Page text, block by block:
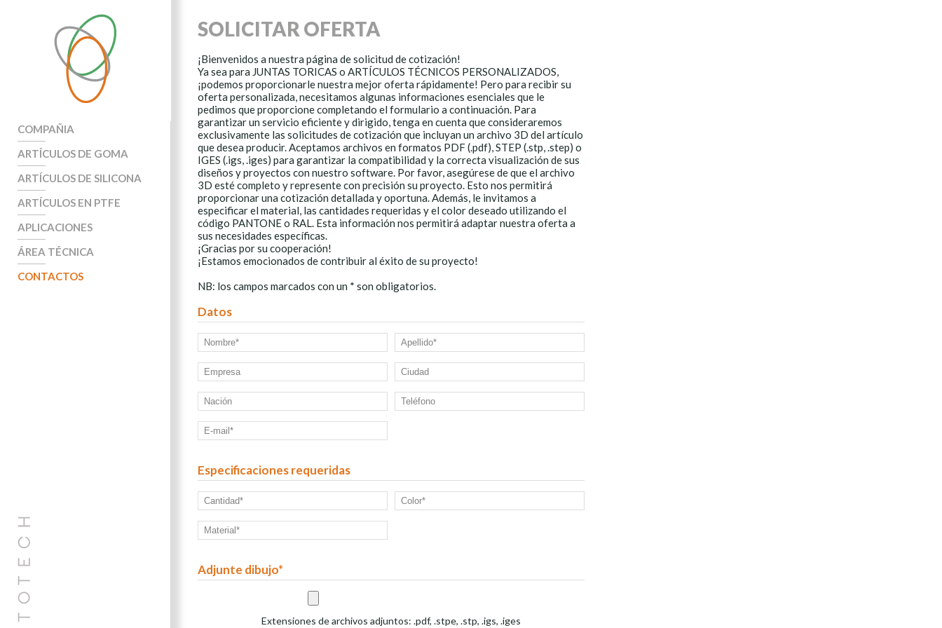
COMPAÑIA
ARTÍCULOS DE GOMA
ARTÍCULOS DE SILICONA
ARTÍCULOS EN PTFE
APLICACIONES
ÁREA TÉCNICA
CONTACTOS
SOLICITAR OFERTA
¡Bienvenidos a nuestra página de solicitud de cotización!
Ya sea para JUNTAS TORICAS o ARTÍCULOS TÉCNICOS PERSONALIZADOS,
¡podemos proporcionarle nuestra mejor oferta rápidamente! Pero para recibir su
oferta personalizada, necesitamos algunas informaciones esenciales que le
pedimos que proporcione completando el formulario a continuación. Para
garantizar un servicio eficiente y dirigido, tenga en cuenta que consideraremos
exclusivamente las solicitudes de cotización que incluyan un archivo 3D del artículo
que desea producir. Aceptamos archivos en formatos PDF (.pdf), STEP (.stp, .step) o
IGES (.igs, .iges) para garantizar la compatibilidad y la correcta visualización de sus
diseños y proyectos con nuestro software. Por favor, asegúrese de que el archivo
3D esté completo y represente con precisión su proyecto. Esto nos permitirá
proporcionar una cotización detallada y oportuna. Además, le invitamos a
especificar el material, las cantidades requeridas y el color deseado utilizando el
código PANTONE o RAL. Esta información nos permitirá adaptar nuestra oferta a
sus necesidades específicas.
¡Gracias por su cooperación!
¡Estamos emocionados de contribuir al éxito de su proyecto!
NB: los campos marcados con un * son obligatorios.
Datos
Especificaciones requeridas
Adjunte dibujo*
Extensiones de archivos adjuntos: .pdf, .stpe, .stp, .igs, .iges